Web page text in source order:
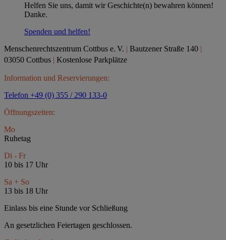
Helfen Sie uns, damit wir Geschichte(n) bewahren können!
Danke.
Spenden und helfen!
Menschenrechtszentrum Cottbus e. V. | Bautzener Straße 140 |
03050 Cottbus | Kostenlose Parkplätze
Information und Reservierungen:
Telefon +49 (0) 355 / 290 133-0
Öffnungszeiten:
Mo
Ruhetag
Di - Fr
10 bis 17 Uhr
Sa + So
13 bis 18 Uhr
Einlass bis eine Stunde vor Schließung
An gesetzlichen Feiertagen geschlossen.